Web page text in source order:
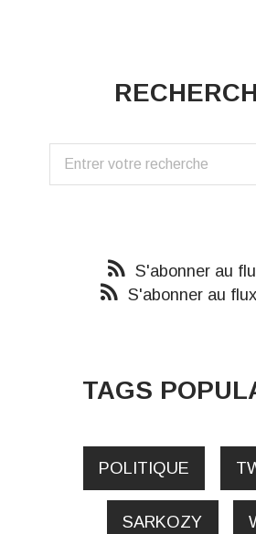
S'abonner au
S'abonner au
TAGS
POLITIQUE
SARKOZY